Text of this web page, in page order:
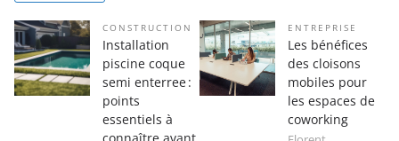
CONSTRUCTION
Installation
piscine coque
semi enterree :
points
essentiels à
ENTREPRISE
Les bénéfices
des cloisons
mobiles pour
les espaces de
coworking